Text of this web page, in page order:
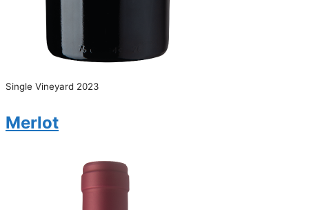
Single Vineyard 2023
Merlot